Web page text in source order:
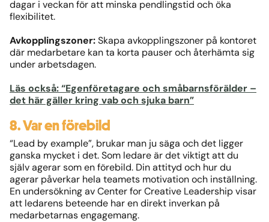
dagar i veckan för att minska pendlingstid och öka
flexibilitet.
Avkopplingszoner:Skapa avkopplingszoner på kontoret
där medarbetare kan ta korta pauser och återhämta sig
under arbetsdagen.
Läs också: “Egenföretagare och småbarnsförälder –
det här gäller kring vab och sjuka barn”
8. Var en förebild
“Lead by example”, brukar man ju säga och det ligger
ganska mycket i det. Som ledare är det viktigt att du
själv agerar som en förebild. Din attityd och hur du
agerar påverkar hela teamets motivation och inställning.
En undersökning av Center for Creative Leadership visar
att ledarens beteende har en direkt inverkan på
medarbetarnas engagemang.